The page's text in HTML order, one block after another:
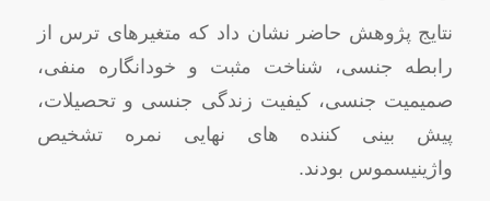
نتایج پژوهش حاضر نشان داد که متغیرهای ترس از
رابطه جنسی، شناخت مثبت و خودانگاره منفی،
صمیمیت جنسی، کیفیت زندگی جنسی و تحصیلات،
پیش‌ بینی‌ کننده‌ های نهایی نمره تشخیص
واژینیسموس بودند.